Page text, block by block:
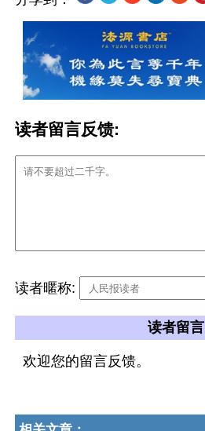
读者留言反馈:
读者暱称:
读者留言
欢迎您的留言反馈。